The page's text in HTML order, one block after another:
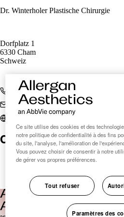
Dr. Winterholer Plastische Chirurgie
Dorfplatz 1
6330 Cham
Schweiz
+41 41 419 03 03
gyn-zentrum@hin.ch
Clinic Finder Suisse
Ce site utilise des cookies et des
notre politique de confidentialité à des fins
du site, l'analyse, l'amélioration de
Vous pouvez choisir de consentir à notre
de gérer vos propres préférences.
Tout refuser
Paramètres des